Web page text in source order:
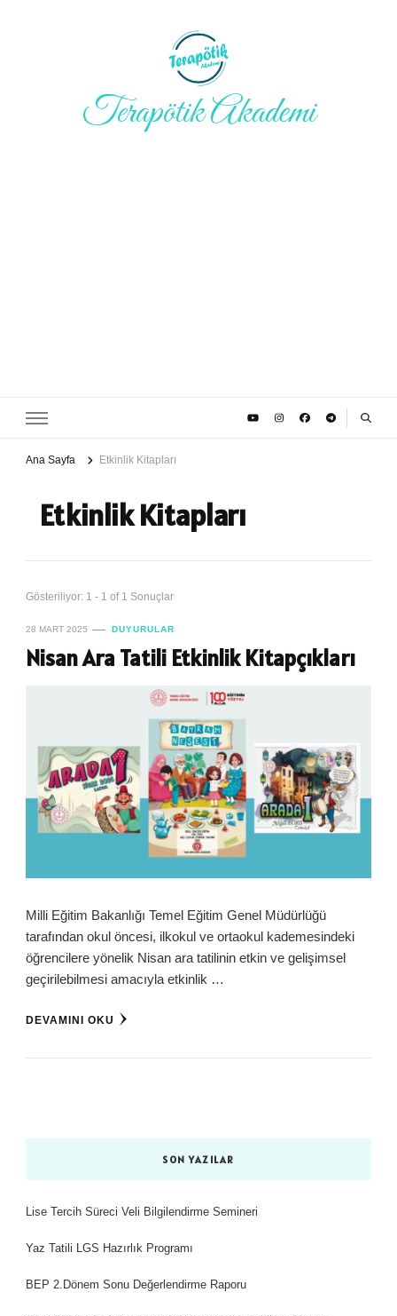
Terapötik Akademi
Ana Sayfa Etkinlik Kitapları
Etkinlik Kitapları
Gösteriliyor: 1 - 1 of 1 Sonuçlar
28 MART 2025 DUYURULAR
Nisan Ara Tatili Etkinlik Kitapçıkları
Milli Eğitim Bakanlığı Temel Eğitim Genel Müdürlüğü
tarafından okul öncesi, ilkokul ve ortaokul kademesindeki
öğrencilere yönelik Nisan ara tatilinin etkin ve gelişimsel
geçirilebilmesi amacıyla etkinlik …
DEVAMINI OKU
SON YAZILAR
Lise Tercih Süreci Veli Bilgilendirme Semineri
Yaz Tatili LGS Hazırlık Programı
BEP 2.Dönem Sonu Değerlendirme Raporu